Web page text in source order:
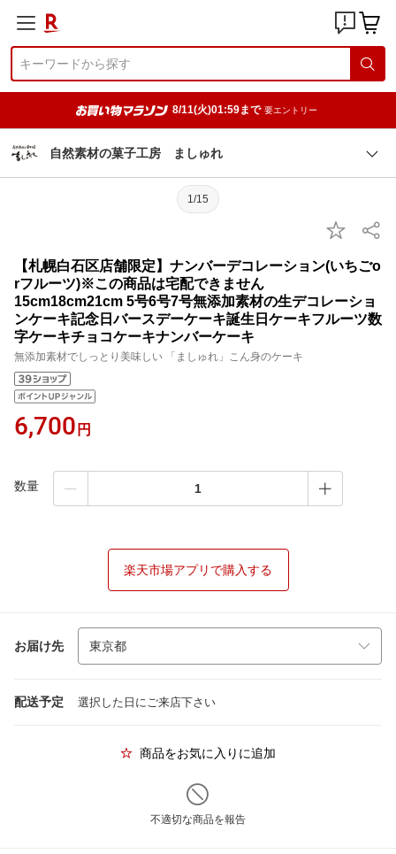
8/11(火)01:59まで 要エントリー
自然素材の菓子工房 ましゅれ
1/15
【札幌白石区店舗限定】ナンバーデコレーション(いちごo
rフルーツ)※この商品は宅配できません
15cm18cm21cm 5号6号7号無添加素材の生デコレーショ
ンケーキ記念日バースデーケーキ誕生日ケーキフルーツ数
字ケーキチョコケーキナンバーケーキ
無添加素材でしっとり美味しい 「ましゅれ」こん身のケーキ
6,700 円
数量
楽天市場アプリで購入する
お届け先
配送予定 選択した日にご来店下さい
商品をお気に入りに追加
不適切な商品を報告